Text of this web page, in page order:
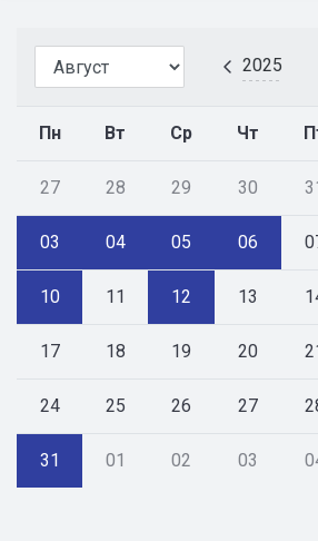
2025
Пн Вт Ср Чт
27 28 29 30
03 04 05 06
10 11 12 13
17 18 19 20
24 25 26 27
31 01 02 03